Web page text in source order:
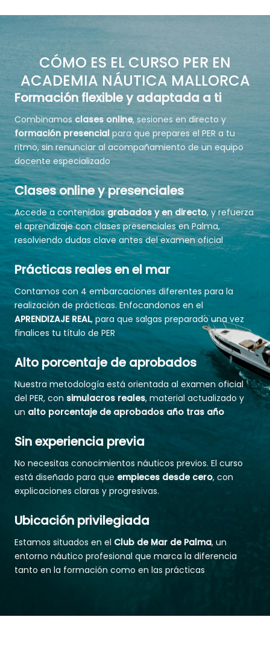
CÓMO ES EL CURSO PER EN
ACADEMIA NÁUTICA MALLORCA
Formación flexible y adaptada a ti
Combinamos clases online, sesiones en directo y
formación presencial para que prepares el PER a tu
ritmo, sin renunciar al acompañamiento de un equipo
docente especializado
Clases online y presenciales
Accede a contenidosgrabados y en directo, y refuerza
el aprendizaje con clases presenciales en Palma,
resolviendo dudas clave antes del examen oficial
Prácticas reales en el mar
Contamos con 4 embarcaciones diferentes para la
realización de prácticas. Enfocandonos en el
APRENDIZAJE REAL, para que salgas preparado una vez
finalices tu título de PER
Alto porcentaje de aprobados
Nuestra metodología está orientada al examen oficial
del PER, con simulacros reales, material actualizado y
un alto porcentaje de aprobados año tras año
Sin experiencia previa
No necesitas conocimientos náuticos previos. El curso
está diseñado para que empieces desde cero, con
explicaciones claras y progresivas.
Ubicación privilegiada
Estamos situados en el Club de Mar de Palma, un
entorno náutico profesional que marca la diferencia
tanto en la formación como en las prácticas